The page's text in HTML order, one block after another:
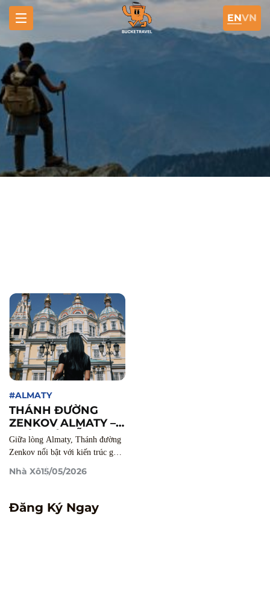
ENVN
#ALMATY
THÁNH ĐƯỜNG
ZENKOV ALMATY –
NHÀ THỜ GỖ
KHÔNG DÙNG ĐINH
ĐỘNG ĐẤT TRUNG
Giữa lòng Almaty, Thánh đường
Zenkov nổi bật với kiến trúc gỗ
không dùng đinh và sống sót qua
động đất 1911.
Nhà Xô15/05/2026
Đăng Ký Ngay